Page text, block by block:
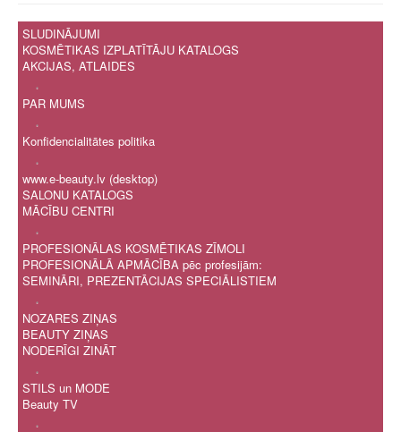
SLUDINĀJUMI
KOSMĒTIKAS IZPLATĪTĀJU KATALOGS
AKCIJAS, ATLAIDES
.
PAR MUMS
.
Konfidencialitātes politika
.
www.e-beauty.lv (desktop)
SALONU KATALOGS
MĀCĪBU CENTRI
.
PROFESIONĀLAS KOSMĒTIKAS ZĪMOLI
PROFESIONĀLĀ APMĀCĪBA pēc profesijām:
SEMINĀRI, PREZENTĀCIJAS SPECIĀLISTIEM
.
NOZARES ZIŅAS
BEAUTY ZIŅAS
NODERĪGI ZINĀT
.
STILS un MODE
Beauty TV
.